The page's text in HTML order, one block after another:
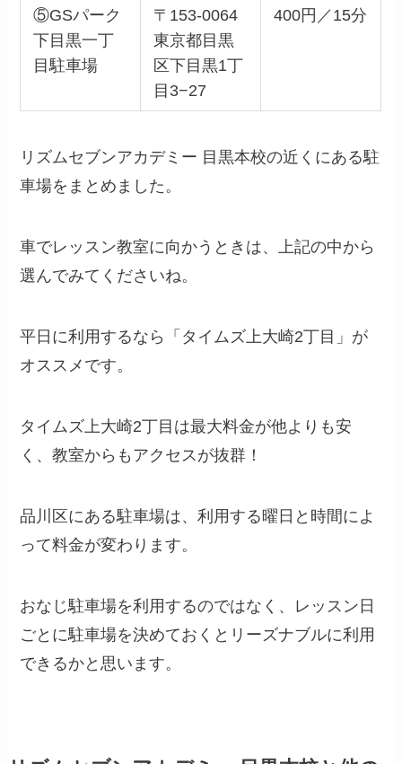
⑤GSパーク
下目黒一丁
目駐車場
〒153-0064
東京都目黒
区下目黒1丁
目3−27
400円／15分
リズムセブンアカデミー 目黒本校の近くにある駐
車場をまとめました。
車でレッスン教室に向かうときは、上記の中から
選んでみてくださいね。
平日に利用するなら「タイムズ上大崎2丁目」が
オススメです。
タイムズ上大崎2丁目は最大料金が他よりも安
く、教室からもアクセスが抜群！
品川区にある駐車場は、利用する曜日と時間によ
って料金が変わります。
おなじ駐車場を利用するのではなく、レッスン日
ごとに駐車場を決めておくとリーズナブルに利用
できるかと思います。